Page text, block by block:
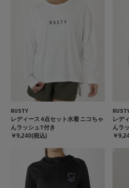
RUSTY
レディース 4点セット水着 ニコちゃ
んラッシュT付き
￥9,240(税込)
レデ
んラ
￥